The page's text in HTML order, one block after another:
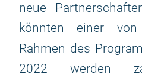
neue
könnten einer
Rahmen des
2022 werden